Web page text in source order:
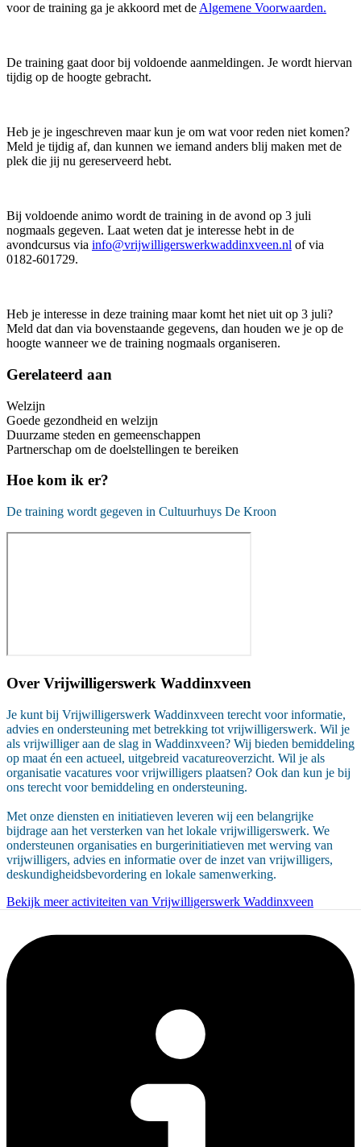
voor de training ga je akkoord met de Algemene Voorwaarden.
De training gaat door bij voldoende aanmeldingen. Je wordt hiervan
tijdig op de hoogte gebracht.
Heb je je ingeschreven maar kun je om wat voor reden niet komen?
Meld je tijdig af, dan kunnen we iemand anders blij maken met de
plek die jij nu gereserveerd hebt.
Bij voldoende animo wordt de training in de avond op 3 juli
nogmaals gegeven. Laat weten dat je interesse hebt in de
avondcursus via info@vrijwilligerswerkwaddinxveen.nl of via
0182-601729.
Heb je interesse in deze training maar komt het niet uit op 3 juli?
Meld dat dan via bovenstaande gegevens, dan houden we je op de
hoogte wanneer we de training nogmaals organiseren.
Gerelateerd aan
Welzijn
Goede gezondheid en welzijn
Duurzame steden en gemeenschappen
Partnerschap om de doelstellingen te bereiken
Hoe kom ik er?
De training wordt gegeven in Cultuurhuys De Kroon
Over Vrijwilligerswerk Waddinxveen
Je kunt bij Vrijwilligerswerk Waddinxveen terecht voor informatie,
advies en ondersteuning met betrekking tot vrijwilligerswerk. Wil je
als vrijwilliger aan de slag in Waddinxveen? Wij bieden bemiddeling
op maat én een actueel, uitgebreid vacatureoverzicht. Wil je als
organisatie vacatures voor vrijwilligers plaatsen? Ook dan kun je bij
ons terecht voor bemiddeling en ondersteuning.
Met onze diensten en initiatieven leveren wij een belangrijke
bijdrage aan het versterken van het lokale vrijwilligerswerk. We
ondersteunen organisaties en burgerinitiatieven met werving van
vrijwilligers, advies en informatie over de inzet van vrijwilligers,
deskundigheidsbevordering en lokale samenwerking.
Bekijk meer activiteiten van Vrijwilligerswerk Waddinxveen